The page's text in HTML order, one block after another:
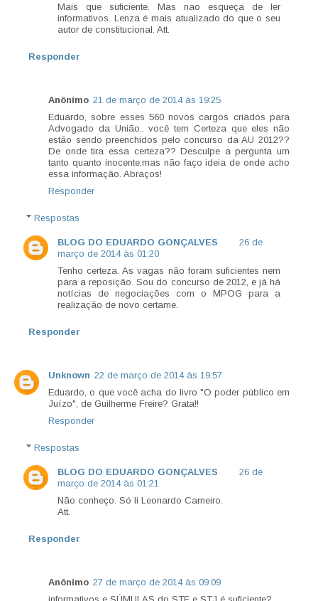
Mais que suficiente. Mas nao esqueça de ler
informativos. Lenza é mais atualizado do que o seu
autor de constitucional. Att.
Responder
Anônimo 21 de março de 2014 às 19:25
Eduardo, sobre esses 560 novos cargos criados para
Advogado da União.. você tem Certeza que eles não
estão sendo preenchidos pelo concurso da AU 2012??
De onde tira essa certeza?? Desculpe a pergunta um
tanto quanto inocente,mas não faço ideia de onde acho
essa informação. Abraços!
Responder
Respostas
BLOG DO EDUARDO GONÇALVES
26 de
março de 2014 às 01:20
Tenho certeza. As vagas não foram suficientes nem
para a reposição. Sou do concurso de 2012, e já há
notícias de negociações com o MPOG para a
realização de novo certame.
Responder
Unknown 22 de março de 2014 às 19:57
Eduardo, o que você acha do livro "O poder público em
Juízo", de Guilherme Freire? Grata!!
Responder
Respostas
BLOG DO EDUARDO GONÇALVES
26 de
março de 2014 às 01:21
Não conheço. Só li Leonardo Carneiro.
Att.
Responder
Anônimo 27 de março de 2014 às 09:09